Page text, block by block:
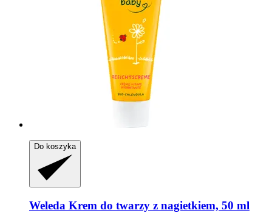
Do koszyka
Weleda Krem do twarzy z nagietkiem, 50 ml